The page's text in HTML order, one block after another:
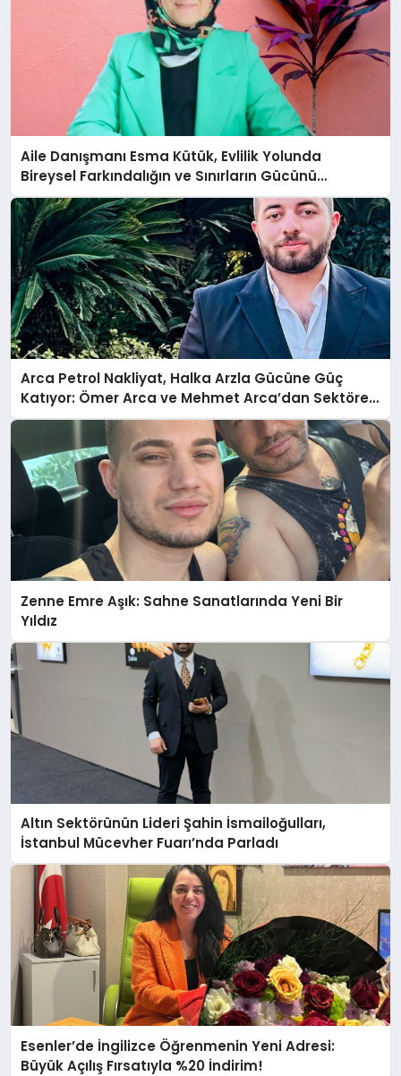
Aile Danışmanı Esma Kütük, Evlilik Yolunda
Bireysel Farkındalığın ve Sınırların Gücünü
Anlatıyor
Arca Petrol Nakliyat, Halka Arzla Gücüne Güç
Katıyor: Ömer Arca ve Mehmet Arca’dan Sektöre
Güçlü Yatırım
Zenne Emre Aşık: Sahne Sanatlarında Yeni Bir
Yıldız
Altın Sektörünün Lideri Şahin İsmailoğulları,
İstanbul Mücevher Fuarı’nda Parladı ￼
Esenler’de İngilizce Öğrenmenin Yeni Adresi:
Büyük Açılış Fırsatıyla %20 İndirim!